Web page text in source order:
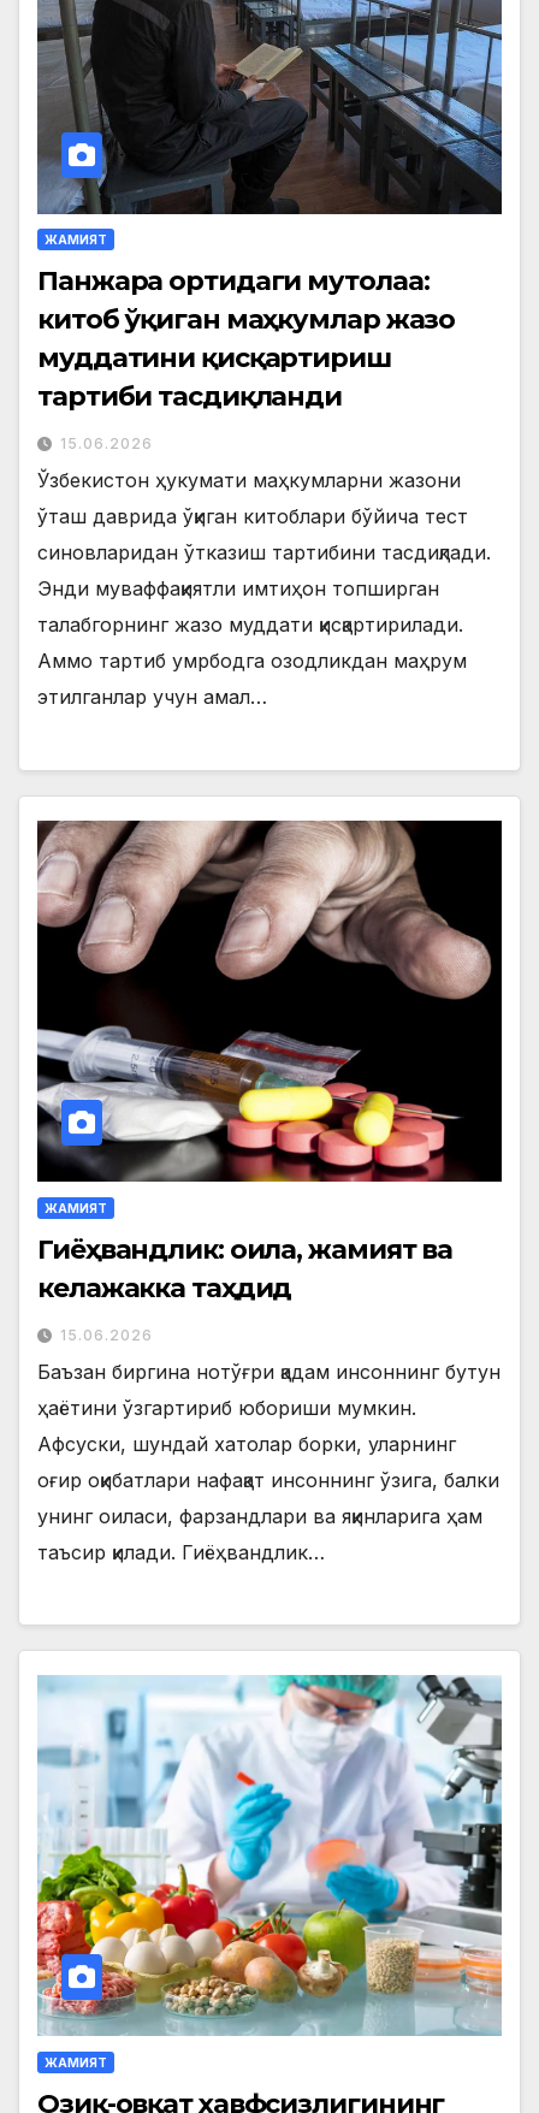
ЖАМИЯТ
Панжара ортидаги мутолаа:
китоб ўқиган маҳкумлар жазо
муддатини қисқартириш
тартиби тасдиқланди
15.06.2026
Ўзбекистон ҳукумати маҳкумларни жазони
ўташ даврида ўқиган китоблари бўйича тест
синовларидан ўтказиш тартибини тасдиқлади.
Энди муваффақиятли имтиҳон топширган
талабгорнинг жазо муддати қисқартирилади.
Аммо тартиб умрбодга озодликдан маҳрум
этилганлар учун амал…
ЖАМИЯТ
Гиёҳвандлик: оила, жамият ва
келажакка таҳдид
15.06.2026
Баъзан биргина нотўғри қадам инсоннинг бутун
ҳаётини ўзгартириб юбориши мумкин.
Афсуски, шундай хатолар борки, уларнинг
оғир оқибатлари нафақат инсоннинг ўзига, балки
унинг оиласи, фарзандлари ва яқинларига ҳам
таъсир қилади. Гиёҳвандлик…
ЖАМИЯТ
Озиқ-овқат хавфсизлигининг